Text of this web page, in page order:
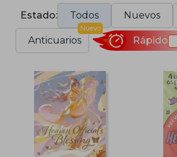
Estado: Todos Nuevos
Anticuarios
Nuevo
Rápido